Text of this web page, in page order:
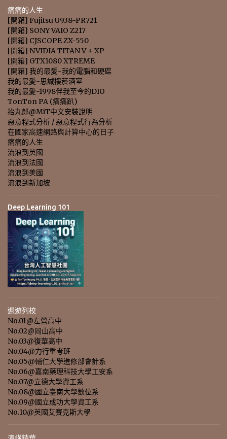
痛痛的人生
[開箱] Fujitsu U938-PR721
[開箱] SONY VAIO Z217
[開箱] CJSCOPE ZX-550
[開箱] NVIDIA TITAN V + XP
[開箱] GTX1080 XTREME
[開箱] 我的最愛-我的電腦和硬碟
我的最愛-思誠樓菸酒室
我的最愛-1998伴我至今的DIO
TonTon PA (痛痛趴)
抬丸郎@MiT中文安裝說明
惡意程式分析 / 惡意程式行為分析
在國家高速網路與計算中心的日子
痛痛的人生
流浪到英國
流浪到法國
流浪到美國
流浪到新加坡
Deep Learning 101
週遊列校
No.01@左營高中
No.02@岡山高中
No.03@復華高中
No.04@力行重考班
No.05@輔仁大學進修部會計系
No.06@嘉南藥理科技大學工安系
No.07@立德大學資工系
No.08@國立臺南大學數位系
No.09@國立成功大學資工系
No.10@英國艾賽克斯大學